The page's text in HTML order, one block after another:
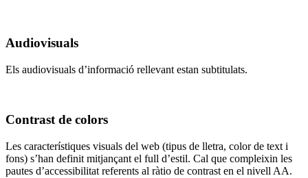
Audiovisuals
Els audiovisuals d’informació rellevant estan subtitulats.
Contrast de colors
Les característiques visuals del web (tipus de lletra, color de text i
fons) s’han definit mitjançant el full d’estil. Cal que compleixin les
pautes d’accessibilitat referents al ràtio de contrast en el nivell AA.